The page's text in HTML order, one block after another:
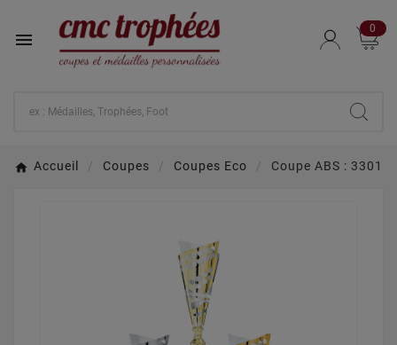

0
Accueil Coupes Coupes Eco Coupe ABS : 3301